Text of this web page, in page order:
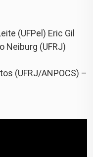
(UFPel) Eric Gil
Neiburg (UFRJ)
(UFRJ/ANPOCS) –